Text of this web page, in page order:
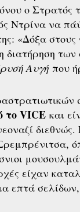
ο Στρατός
Ντρίνα να
«Δόξα
διατήρηση
Αυγήπου
το VICE και
είχαν
επτά